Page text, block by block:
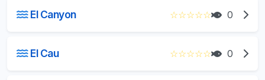
El Canyon ☆☆☆☆☆ 0
El Cau ☆☆☆☆☆ 0